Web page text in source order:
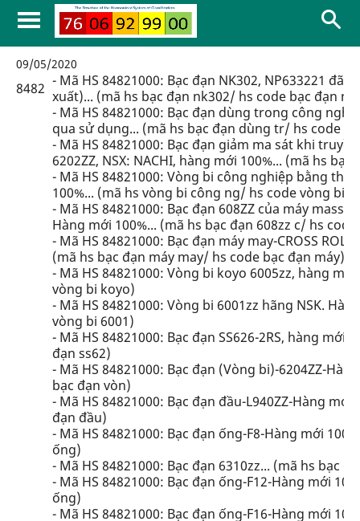
09/05/2020
8482 - Mã HS 84821000: Bạc đạn NK302, NP633221
xuất)... (mã hs bạc đạn nk302/ hs code bạc đạn
- Mã HS 84821000: Bạc đạn dùng trong công
qua sử dụng... (mã hs bạc đạn dùng tr/ hs code
- Mã HS 84821000: Bạc đạn giảm ma sát khi
6202ZZ, NSX: NACHI, hàng mới 100%... (mã hs
- Mã HS 84821000: Vòng bi công nghiệp bằng
100%... (mã hs vòng bi công ng/ hs code vòng bi
- Mã HS 84821000: Bạc đạn 608ZZ của máy
Hàng mới 100%... (mã hs bạc đạn 608zz c/ hs
- Mã HS 84821000: Bạc đạn máy may-CROSS
(mã hs bạc đạn máy may/ hs code bạc đạn máy)
- Mã HS 84821000: Vòng bi koyo 6005zz, hàng
vòng bi koyo)
- Mã HS 84821000: Vòng bi 6001zz hãng NSK.
vòng bi 6001)
- Mã HS 84821000: Bạc đạn SS626-2RS, hàng mới
đạn ss62)
- Mã HS 84821000: Bạc đạn (Vòng bi)-6204ZZ-
bạc đạn vòn)
- Mã HS 84821000: Bạc đạn đầu-L940ZZ-Hàng
đạn đầu)
- Mã HS 84821000: Bạc đạn ống-F8-Hàng mới
ống)
- Mã HS 84821000: Bạc đạn 6310zz... (mã hs bạc
- Mã HS 84821000: Bạc đạn ống-F12-Hàng mới
ống)
- Mã HS 84821000: Bạc đạn ống-F16-Hàng mới